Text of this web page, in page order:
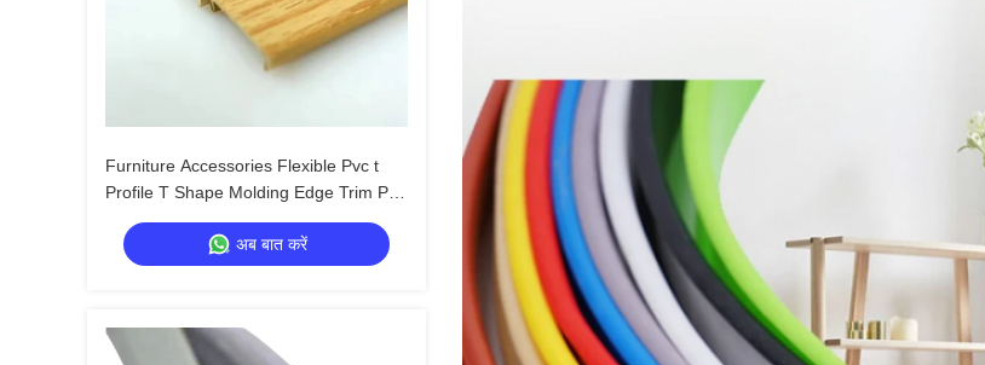
Furniture Accessories Flexible Pvc t
Profile T Shape Molding Edge Trim Pvc
Edge Banding
अब बात करें